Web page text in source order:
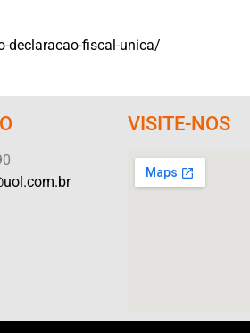
declaracao-fiscal-unica/
VISITE-NOS